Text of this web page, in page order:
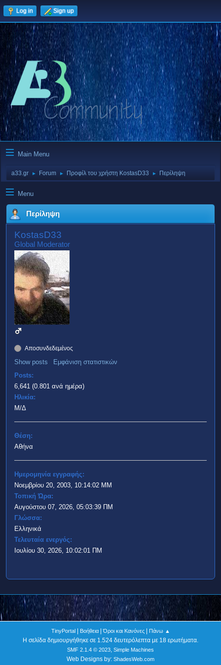
Log in Sign up
Main Menu
a33.gr ► Forum ► Προφίλ του χρήστη KostasD33 ► Περίληψη
Menu
Περίληψη
KostasD33
Global Moderator
Αποσυνδεδεμένος
Show posts
Εμφάνιση στατιστικών
Posts:
6,641 (0.801 ανά ημέρα)
Ηλικία:
Μ/Δ
Θέση:
Αθήνα
Ημερομηνία εγγραφής:
Νοεμβρίου 20, 2003, 10:14:02 ΜΜ
Τοπική Ώρα:
Αυγούστου 07, 2026, 05:03:39 ΠΜ
Γλώσσα:
Ελληνικά
Τελευταία ενεργός:
Ιουλίου 30, 2026, 10:02:01 ΠΜ
TinyPortal| Βοήθεια|Όροι και Κανόνες| Πάνω ▲
Η σελίδα δημιουργήθηκε σε 1.524 δευτερόλεπτα με 18 ερωτήματα.
SMF 2.1.4 © 2023, Simple Machines
Web Designs by: ShadesWeb.com